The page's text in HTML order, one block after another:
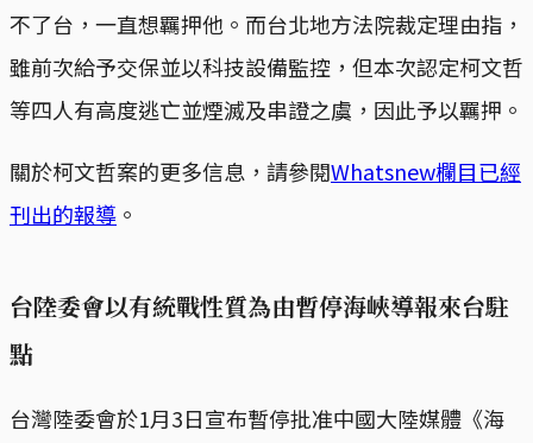
不了台，一直想羈押他。而台北地方法院裁定理由指，
雖前次給予交保並以科技設備監控，但本次認定柯文哲
等四人有高度逃亡並煙滅及串證之虞，因此予以羈押。
關於柯文哲案的更多信息，請參閱Whatsnew欄目已經
刊出的報導 。
台陸委會以有統戰性質為由暫停海峽導報來台駐
點
台灣陸委會於1月3日宣布暫停批准中國大陸媒體《海